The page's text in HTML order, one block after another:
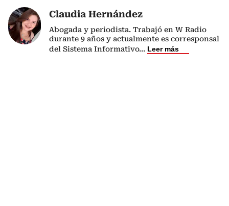
Claudia Hernández
Abogada y periodista. Trabajó en W Radio
durante 9 años y actualmente es corresponsal
del Sistema Informativo... Leer más